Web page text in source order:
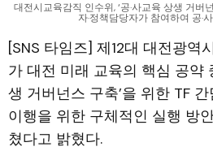
대전시교육감직 인수위, ‘공·사교육 상생 거버
자·정책담당자가 참여하여 공·
[SNS 타임즈] 제12대 대전광역
가 대전 미래 교육의 핵심 공약
생 거버넌스 구축’을 위한 TF
이행을 위한 구체적인 실행 방
쳤다고 밝혔다.